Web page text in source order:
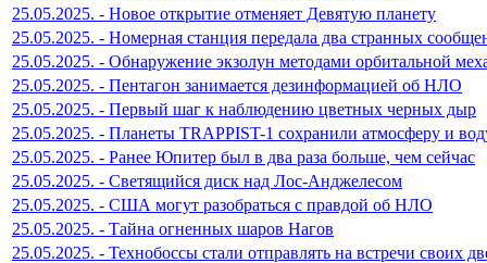
25.05.2025. - Новое открытие отменяет Девятую планету
25.05.2025. - Номерная станция передала два странных
25.05.2025. - Обнаружение экзолун методами орбитальной
25.05.2025. - Пентагон занимается дезинформацией об НЛО
25.05.2025. - Первый шаг к наблюдению цветных черных дыр
25.05.2025. - Планеты TRAPPIST-1 сохранили атмосферу и
25.05.2025. - Ранее Юпитер был в два раза больше, чем сейчас
25.05.2025. - Светящийся диск над Лос-Анджелесом
25.05.2025. - США могут разобраться с правдой об НЛО
25.05.2025. - Тайна огненных шаров Нагов
25.05.2025. - Технобоссы стали отправлять на встречи своих